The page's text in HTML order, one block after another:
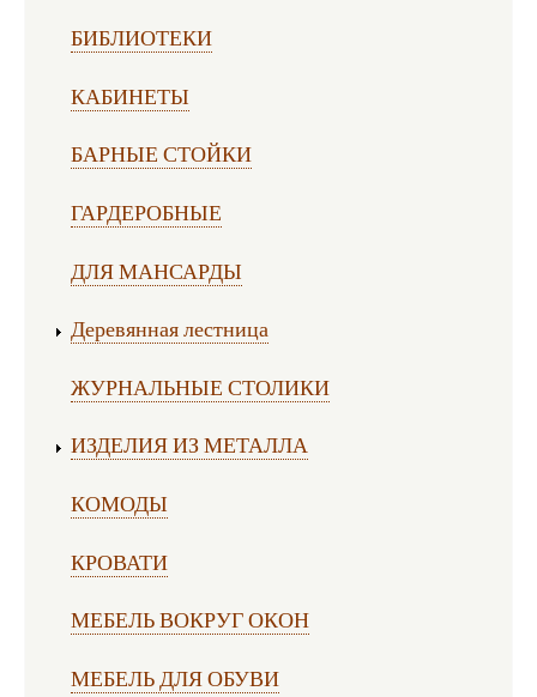
БИБЛИОТЕКИ
КАБИНЕТЫ
БАРНЫЕ СТОЙКИ
ГАРДЕРОБНЫЕ
ДЛЯ МАНСАРДЫ
Деревянная лестница
ЖУРНАЛЬНЫЕ СТОЛИКИ
ИЗДЕЛИЯ ИЗ МЕТАЛЛА
КОМОДЫ
КРОВАТИ
МЕБЕЛЬ ВОКРУГ ОКОН
МЕБЕЛЬ ДЛЯ ОБУВИ